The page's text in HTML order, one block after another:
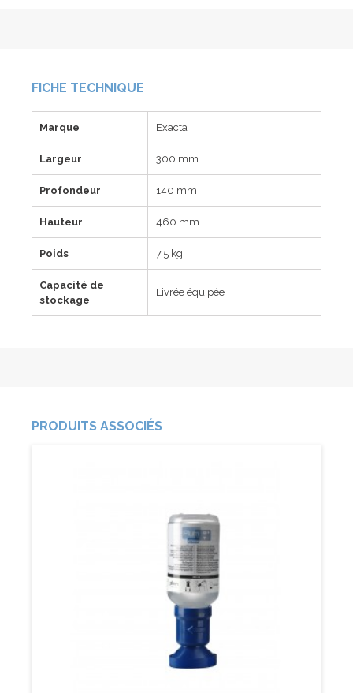
FICHE TECHNIQUE
Marque Exacta
Largeur 300 mm
Profondeur 140 mm
Hauteur 460 mm
Poids 7.5 kg
Capacité de
stockage
Livrée équipée
PRODUITS ASSOCIÉS